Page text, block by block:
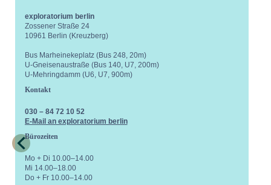
exploratorium berlin
Zossener Straße 24
10961 Berlin (Kreuzberg)
Bus Marheinekeplatz (Bus 248, 20m)
U-Gneisenaustraße (Bus 140, U7, 200m)
U-Mehringdamm (U6, U7, 900m)
Kontakt
030 – 84 72 10 52
E-Mail an exploratorium berlin
Bürozeiten
Mo + Di 10.00–14.00
Mi 14.00–18.00
Do + Fr 10.00–14.00